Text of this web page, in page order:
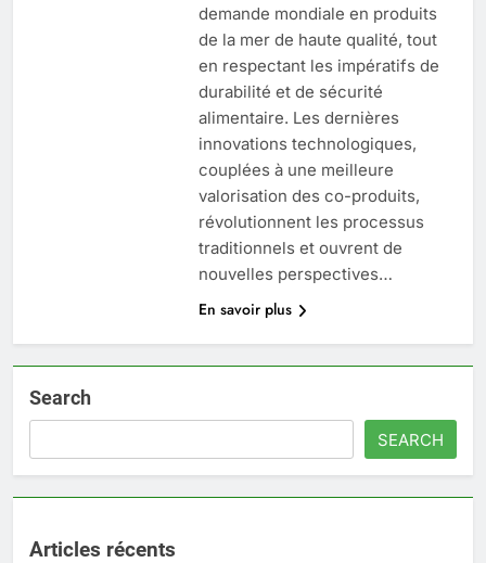
demande mondiale en produits
de la mer de haute qualité, tout
en respectant les impératifs de
durabilité et de sécurité
alimentaire. Les dernières
innovations technologiques,
couplées à une meilleure
valorisation des co-produits,
révolutionnent les processus
traditionnels et ouvrent de
nouvelles perspectives…
En savoir plus
Search
SEARCH
Articles récents